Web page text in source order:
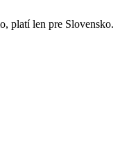
platí len pre Slovensko.